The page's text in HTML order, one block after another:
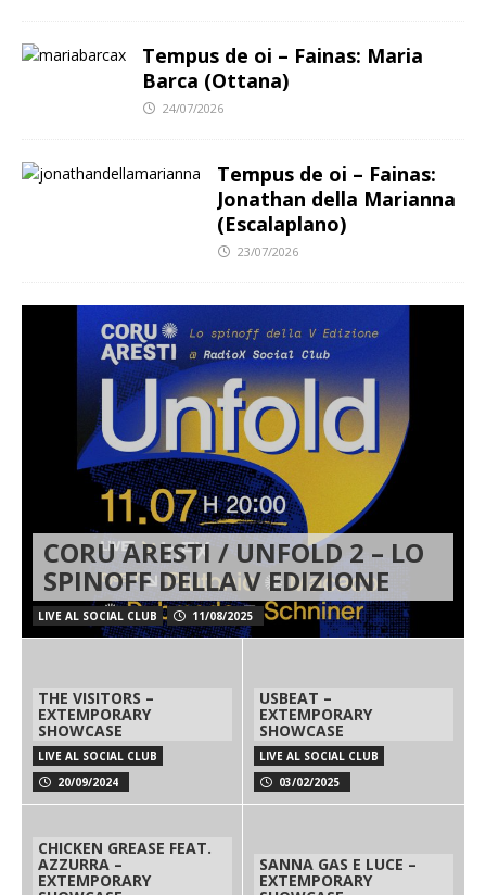
Tempus de oi – Fainas: Maria
Barca (Ottana)
24/07/2026
Tempus de oi – Fainas:
Jonathan della Marianna
(Escalaplano)
23/07/2026
CORU ARESTI / UNFOLD 2 – LO
SPINOFF DELLA V EDIZIONE
LIVE AL SOCIAL CLUB 11/08/2025
THE VISITORS –
EXTEMPORARY
SHOWCASE
LIVE AL SOCIAL CLUB
20/09/2024
USBEAT –
EXTEMPORARY
SHOWCASE
LIVE AL SOCIAL CLUB
03/02/2025
CHICKEN GREASE FEAT.
AZZURRA –
EXTEMPORARY
SANNA GAS E LUCE –
EXTEMPORARY